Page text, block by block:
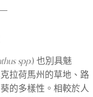
spp.) 也別具魅
拉荷馬州的草地、路
的多樣性。相較於人